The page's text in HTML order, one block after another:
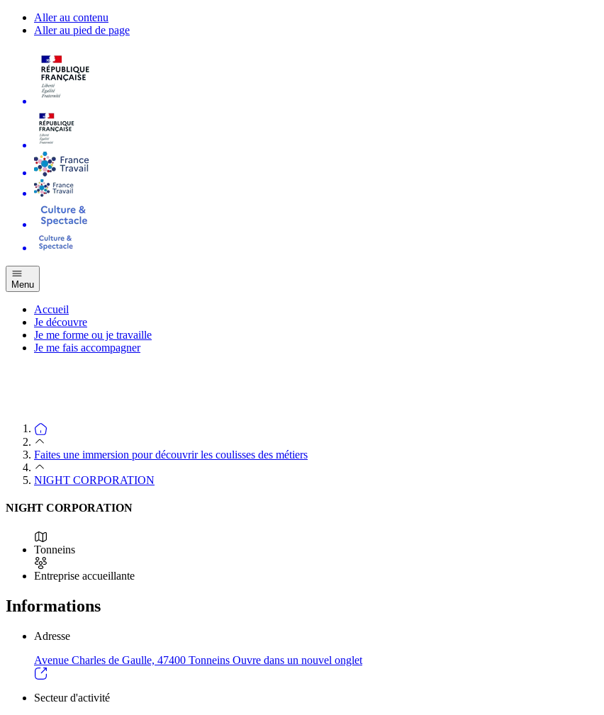
Aller au contenu
Aller au pied de page
Menu
Accueil
Je découvre
Je me forme ou je travaille
Je me fais accompagner
Faites une immersion pour découvrir les coulisses des métiers
NIGHT CORPORATION
NIGHT CORPORATION
Tonneins
Entreprise accueillante
Informations
Adresse
Avenue Charles de Gaulle, 47400 Tonneins Ouvre dans un nouvel onglet
Secteur d'activité